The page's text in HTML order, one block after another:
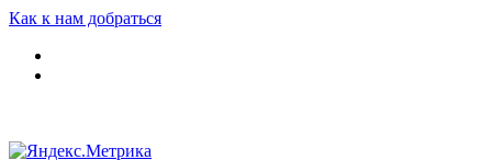
Как к нам добраться